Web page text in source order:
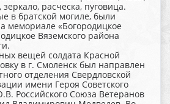
расческа, пуговица.
в братской могиле, были
мемориале «Богородицкое
Вяземского района
вещей солдата Красной
в г. Смоленск был направлен
отделения Свердловской
имени Героя Советского
Российского Союза Ветеранов